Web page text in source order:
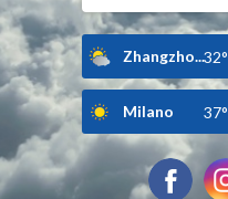
Zhangzho...32°
Milano 37°